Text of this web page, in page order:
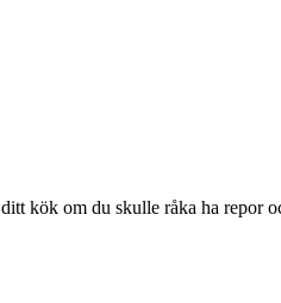
kök om du skulle råka ha repor